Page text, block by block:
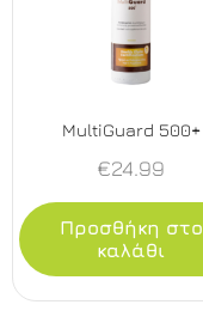
MultiGuard 500+
€24.99
Προσθήκη στο
καλάθι